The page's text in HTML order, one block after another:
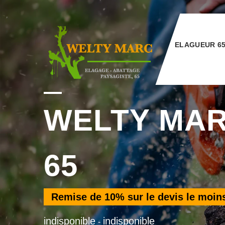
ELAGUEUR 65
WELTY
65
Remise de 10% sur le devis le
indisponible - indisponible